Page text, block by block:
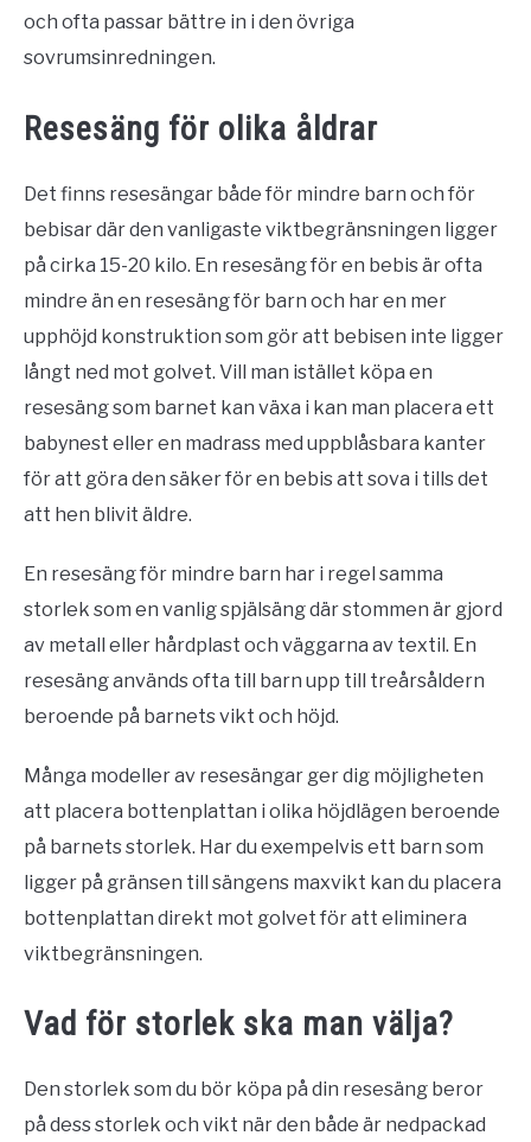
och ofta passar bättre in i den övriga
sovrumsinredningen.
Resesäng för olika åldrar
Det finns resesängar både för mindre barn och för
bebisar där den vanligaste viktbegränsningen ligger
på cirka 15-20 kilo. En resesäng för en bebis är ofta
mindre än en resesäng för barn och har en mer
upphöjd konstruktion som gör att bebisen inte ligger
långt ned mot golvet. Vill man istället köpa en
resesäng som barnet kan växa i kan man placera ett
babynest eller en madrass med uppblåsbara kanter
för att göra den säker för en bebis att sova i tills det
att hen blivit äldre.
En resesäng för mindre barn har i regel samma
storlek som en vanlig spjälsäng där stommen är gjord
av metall eller hårdplast och väggarna av textil. En
resesäng används ofta till barn upp till treårsåldern
beroende på barnets vikt och höjd.
Många modeller av resesängar ger dig möjligheten
att placera bottenplattan i olika höjdlägen beroende
på barnets storlek. Har du exempelvis ett barn som
ligger på gränsen till sängens maxvikt kan du placera
bottenplattan direkt mot golvet för att eliminera
viktbegränsningen.
Vad för storlek ska man välja?
Den storlek som du bör köpa på din resesäng beror
på dess storlek och vikt när den både är nedpackad